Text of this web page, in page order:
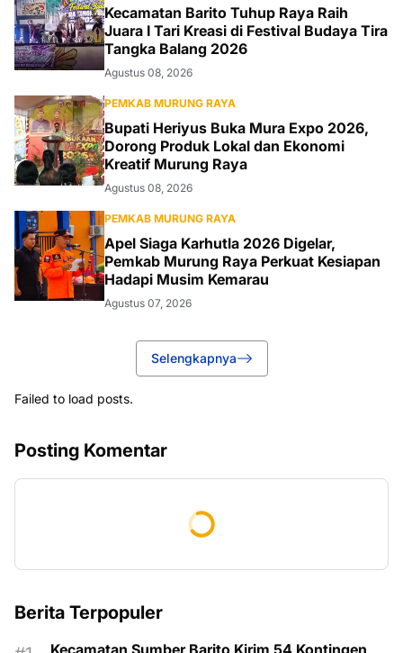
Kecamatan Barito Tuhup Raya Raih
Juara I Tari Kreasi di Festival Budaya Tira
Tangka Balang 2026
Agustus 08, 2026
PEMKAB MURUNG RAYA
Bupati Heriyus Buka Mura Expo 2026,
Dorong Produk Lokal dan Ekonomi
Kreatif Murung Raya
Agustus 08, 2026
PEMKAB MURUNG RAYA
Apel Siaga Karhutla 2026 Digelar,
Pemkab Murung Raya Perkuat Kesiapan
Hadapi Musim Kemarau
Agustus 07, 2026
Selengkapnya
Failed to load posts.
Posting Komentar
Berita Terpopuler
Kecamatan Sumber Barito Kirim 54 Kontingen